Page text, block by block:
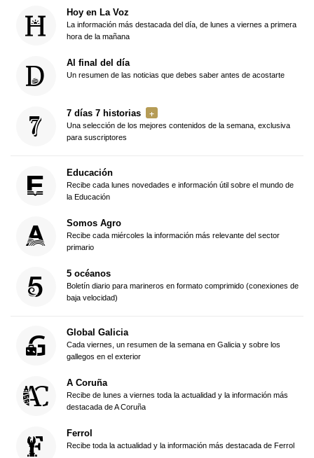
Hoy en La Voz
La información más destacada del día, de lunes a viernes a primera
hora de la mañana
Al final del día
Un resumen de las noticias que debes saber antes de acostarte
7 días 7 historias
Una selección de los mejores contenidos de la semana, exclusiva
para suscriptores
Educación
Recibe cada lunes novedades e información útil sobre el mundo de
la Educación
Somos Agro
Recibe cada miércoles la información más relevante del sector
primario
5 océanos
Boletín diario para marineros en formato comprimido (conexiones de
baja velocidad)
Global Galicia
Cada viernes, un resumen de la semana en Galicia y sobre los
gallegos en el exterior
A Coruña
Recibe de lunes a viernes toda la actualidad y la información más
destacada de A Coruña
Ferrol
Recibe toda la actualidad y la información más destacada de Ferrol